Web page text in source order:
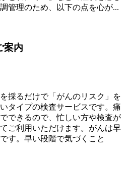
管理のため、以下の点を心が...
案内
採るだけで「がんのリスク」を
タイプの検査サービスです。痛
できるので、忙しい方や検査が
ご利用いただけます。がんは早
す。早い段階で気づくこと